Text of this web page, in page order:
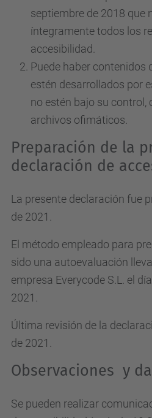
septiembre de 2018 que
íntegramente todos los
accesibilidad.
Puede haber contenidos
estén desarrollados por
no estén bajo su control,
archivos ofimáticos.
Preparación de la
declaración de
La presente declaración fue
de 2021.
El método empleado para
sido una autoevaluación
empresa Everycode S.L. el
2021.
Última revisión de la
de 2021.
Observaciones y
Se pueden realizar